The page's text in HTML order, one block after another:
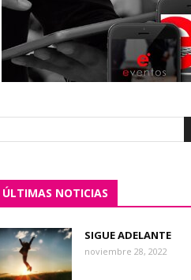
ÚLTIMAS NOTICIAS
SIGUE ADELANTE
noviembre 28, 2022